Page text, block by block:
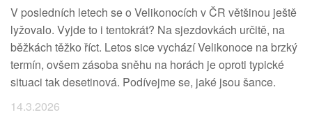
V posledních letech se o Velikonocích v ČR většinou ještě
lyžovalo. Vyjde to i tentokrát? Na sjezdovkách určitě, na
běžkách těžko říct. Letos sice vychází Velikonoce na brzký
termín, ovšem zásoba sněhu na horách je oproti typické
situaci tak desetinová. Podívejme se, jaké jsou šance.
14.3.2026